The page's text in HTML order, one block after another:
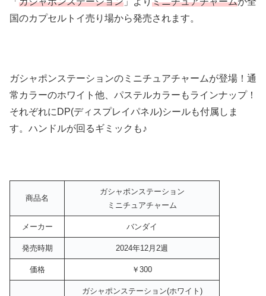
国のカプセルトイ売り場から発売されます。
ガシャポンステーションのミニチュアチャームが登場！通
常カラーのホワイト他、パステルカラーもラインナップ！
それぞれにDP(ディスプレイパネル)シールも付属しま
す。ハンドルが回るギミックも♪
商品名
ガシャポンステーション
ミニチュアチャーム
メーカー バンダイ
発売時期 2024年12月2週
価格 ￥300
ガシャポンステーション(ホワイト)